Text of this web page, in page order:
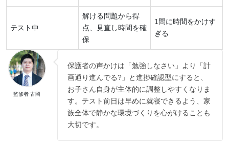
テスト中
解ける問題から得
点、見直し時間を確
保
1問に時間をかけす
ぎる
監修者 古岡
保護者の声かけは「勉強しなさい」より「計
画通り進んでる?」と進捗確認型にすると、
お子さん自身が主体的に調整しやすくなりま
す。テスト前日は早めに就寝できるよう、家
族全体で静かな環境づくりを心がけることも
大切です。